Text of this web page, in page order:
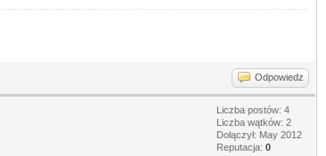
Odpowiedz
Liczba postów: 4
Liczba wątków: 2
Dołączył: May 2012
Reputacja: 0